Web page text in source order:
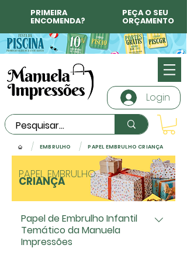
PRIMEIRA
ENCOMENDA?
PEÇA O SEU
ORÇAMENTO
Login
/ EMBRULHO / PAPEL EMBRULHO CRIANÇA
PAPEL EMBRULHO
CRIANÇA
Papel de Embrulho Infantil
Temático da Manuela
Impressões